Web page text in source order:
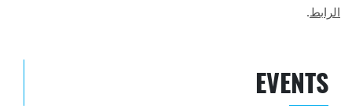
الرابط.
EVENTS